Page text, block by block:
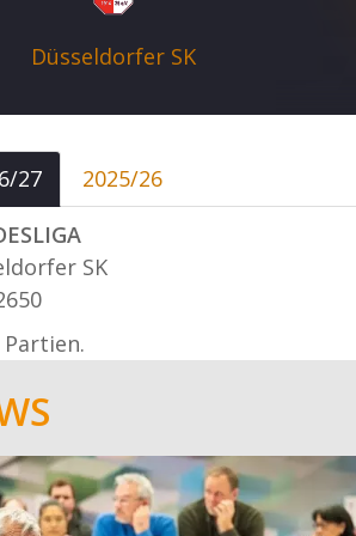
Düsseldorfer SK
27
2025/26
SK
Partien.